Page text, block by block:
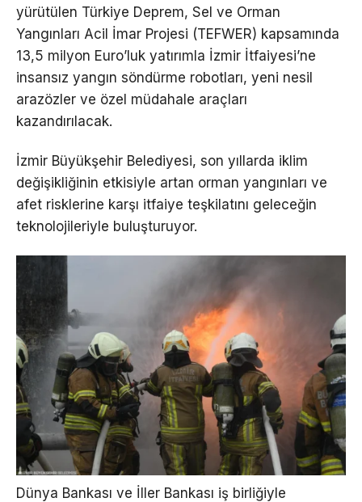
yürütülen Türkiye Deprem, Sel ve Orman
Yangınları Acil İmar Projesi (TEFWER) kapsamında
13,5 milyon Euro’luk yatırımla İzmir İtfaiyesi’ne
insansız yangın söndürme robotları, yeni nesil
arazözler ve özel müdahale araçları
kazandırılacak.
İzmir Büyükşehir Belediyesi, son yıllarda iklim
değişikliğinin etkisiyle artan orman yangınları ve
afet risklerine karşı itfaiye teşkilatını geleceğin
teknolojileriyle buluşturuyor.
Dünya Bankası ve İller Bankası iş birliğiyle